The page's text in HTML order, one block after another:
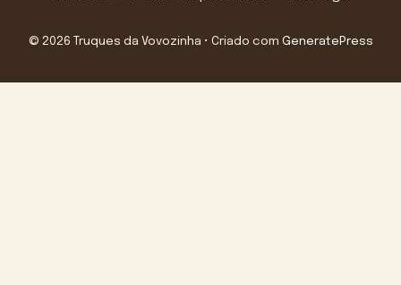
© 2026 Truques da Vovozinha • Criado com GeneratePress